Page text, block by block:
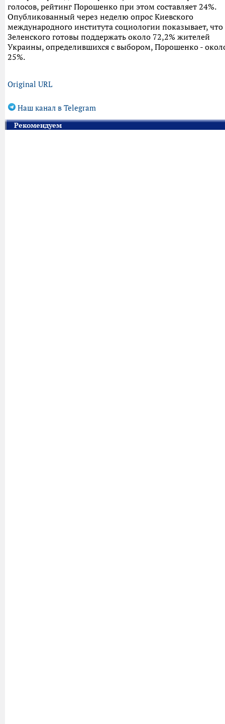
голосов, рейтинг Порошенко при этом составляет 24%.
Опубликованный через неделю опрос Киевского
международного института социологии показывает, что
Зеленского готовы поддержать около 72,2% жителей
Украины, определившихся с выбором, Порошенко -
25%.
Original URL
Наш канал в Telegram
Рекомендуем